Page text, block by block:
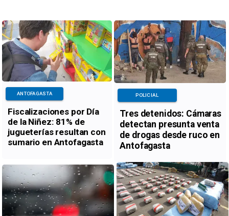
Fiscalizaciones por Día
de la Niñez: 81% de
jugueterías resultan con
sumario en Antofagasta
ANTOFAGASTA
Tres detenidos: Cámaras
detectan presunta venta
de drogas desde ruco en
Antofagasta
POLICIAL